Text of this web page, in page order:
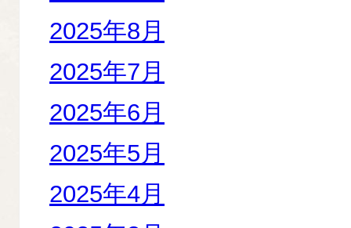
2025年8月
2025年7月
2025年6月
2025年5月
2025年4月